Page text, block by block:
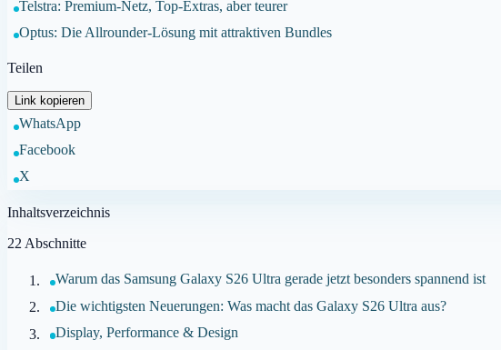
Telstra: Premium-Netz, Top-Extras, aber teurer
Optus: Die Allrounder-Lösung mit attraktiven Bundles
Teilen
Link kopieren
WhatsApp
Facebook
X
Inhaltsverzeichnis
22 Abschnitte
Warum das Samsung Galaxy S26 Ultra gerade jetzt besonders spannend ist
Die wichtigsten Neuerungen: Was macht das Galaxy S26 Ultra aus?
Display, Performance & Design